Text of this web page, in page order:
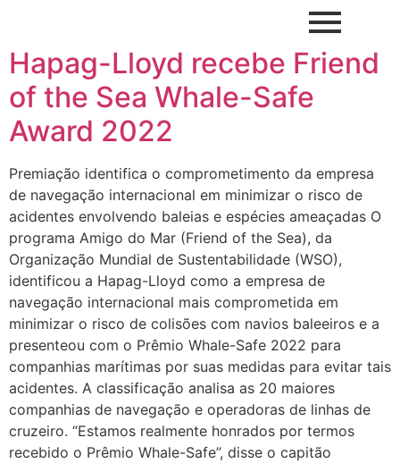
Hapag-Lloyd recebe Friend
of the Sea Whale-Safe
Award 2022
Premiação identifica o comprometimento da empresa
de navegação internacional em minimizar o risco de
acidentes envolvendo baleias e espécies ameaçadas O
programa Amigo do Mar (Friend of the Sea), da
Organização Mundial de Sustentabilidade (WSO),
identificou a Hapag-Lloyd como a empresa de
navegação internacional mais comprometida em
minimizar o risco de colisões com navios baleeiros e a
presenteou com o Prêmio Whale-Safe 2022 para
companhias marítimas por suas medidas para evitar tais
acidentes. A classificação analisa as 20 maiores
companhias de navegação e operadoras de linhas de
cruzeiro. “Estamos realmente honrados por termos
recebido o Prêmio Whale-Safe”, disse o capitão